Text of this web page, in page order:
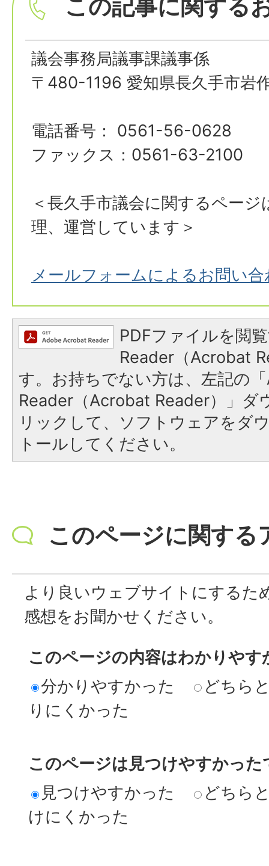
この記事に関する
議会事務局議事課議事係
〒480-1196 愛知県長久手市岩
電話番号： 0561-56-0628
ファックス：0561-63-2100
＜長久手市議会に関するペー
理、運営しています＞
メールフォームによるお問い合
PDFファイルを閲
Reader（Acrobat
す。お持ちでない方は、左記の
Reader（Acrobat Reader）」ダ
リックして、ソフトウェアをダ
トールしてください。
このページに関する
より良いウェブサイトにするた
感想をお聞かせください。
このページの内容はわかりやす
分かりやすかった
どちら
りにくかった
このページは見つけやすかった
見つけやすかった
どちら
けにくかった